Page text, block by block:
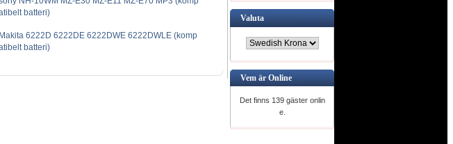
batteri)
Makita 6222D 6222DE 6222DWE 6222DWLE (komp
batteri)
Valuta
Vem är Online
Det finns 139 gäster onlin
e.